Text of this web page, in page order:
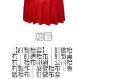
【訂製枱套】｜訂做枱
布｜訂造枱布｜訂製桌
布｜枱布印刷｜公司枱
布製作｜展覽枱布｜會
議枱布｜訂做布套